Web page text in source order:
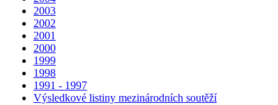
2003
2002
2001
2000
1999
1998
1991 - 1997
Výsledkové listiny mezinárodních soutěží